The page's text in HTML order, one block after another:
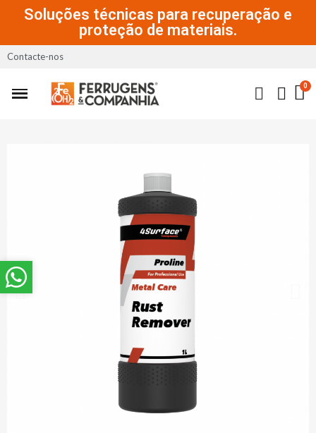
Soluções técnicas para recuperação e
proteção de materiais.
Contacte-nos